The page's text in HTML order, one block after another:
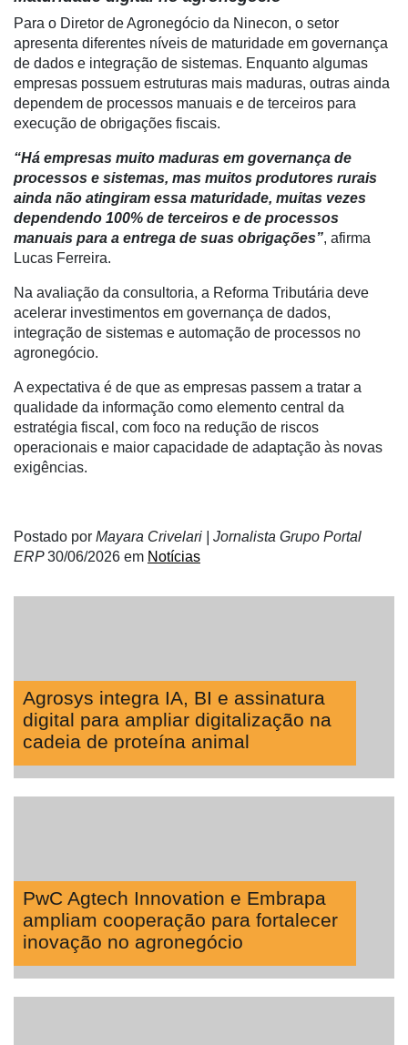
Para o Diretor de Agronegócio da Ninecon, o setor
apresenta diferentes níveis de maturidade em governança
de dados e integração de sistemas. Enquanto algumas
empresas possuem estruturas mais maduras, outras ainda
dependem de processos manuais e de terceiros para
execução de obrigações fiscais.
“Há empresas muito maduras em governança de
processos e sistemas, mas muitos produtores rurais
ainda não atingiram essa maturidade, muitas vezes
dependendo 100% de terceiros e de processos
manuais para a entrega de suas obrigações”, afirma
Lucas Ferreira.
Na avaliação da consultoria, a Reforma Tributária deve
acelerar investimentos em governança de dados,
integração de sistemas e automação de processos no
agronegócio.
A expectativa é de que as empresas passem a tratar a
qualidade da informação como elemento central da
estratégia fiscal, com foco na redução de riscos
operacionais e maior capacidade de adaptação às novas
exigências.
Postado por Mayara Crivelari | Jornalista Grupo Portal
ERP30/06/2026 em Notícias
Agrosys integra IA, BI e assinatura
digital para ampliar digitalização na
cadeia de proteína animal
PwC Agtech Innovation e Embrapa
ampliam cooperação para fortalecer
inovação no agronegócio